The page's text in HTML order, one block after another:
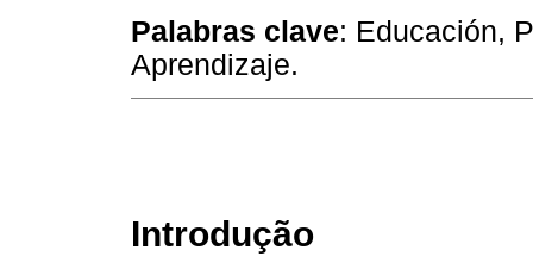
Palabras clave: Educación,
Aprendizaje.
Introdução